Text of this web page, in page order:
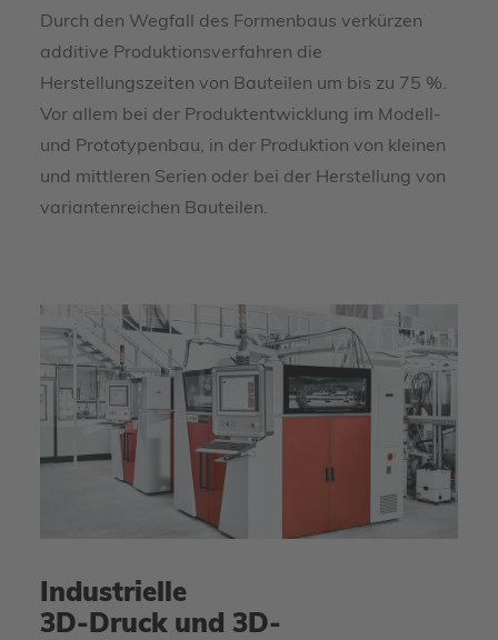
Durch den Wegfall des Formenbaus verkürzen
additive Produktionsverfahren die
Herstellungszeiten von Bauteilen um bis zu 75 %.
Vor allem bei der Produktentwicklung im Modell-
und Prototypenbau, in der Produktion von kleinen
und mittleren Serien oder bei der Herstellung von
variantenreichen Bauteilen.
Industrielle
3D-Druck und 3D-